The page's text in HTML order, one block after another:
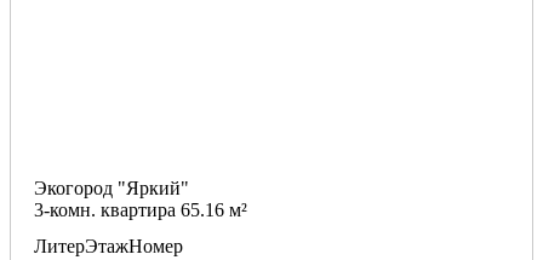
Экогород "Яркий"
3-комн. квартира 65.16 м²
ЛитерЭтажНомер